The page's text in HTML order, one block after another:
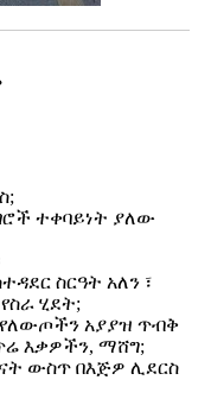
ተቀባይነት ያለው
ስርዓት አለን ፣
ሂደት;
አያያዝ ጥብቅ
እቃዎችን, ማሸግ;
ውስጥ በእጅዎ ሊደርስ